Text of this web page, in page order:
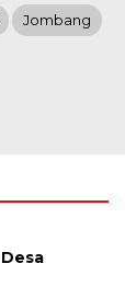
Jombang